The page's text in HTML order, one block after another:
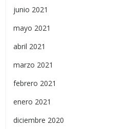
junio 2021
mayo 2021
abril 2021
marzo 2021
febrero 2021
enero 2021
diciembre 2020